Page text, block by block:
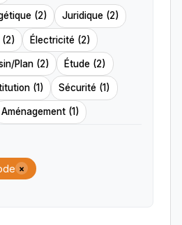
(2) Juridique (2)
(2) Électricité (2)
Plan (2) Étude (2)
(1) Sécurité (1)
Aménagement (1)
×